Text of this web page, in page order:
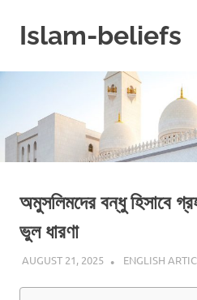
contentIslam-beliefs
Minds
and
Heart
অমুসলিমদের বন্ধু হিসাবে
ভুল ধারণা
AUGUST 21, 2025 REZWAN
ENGLISH